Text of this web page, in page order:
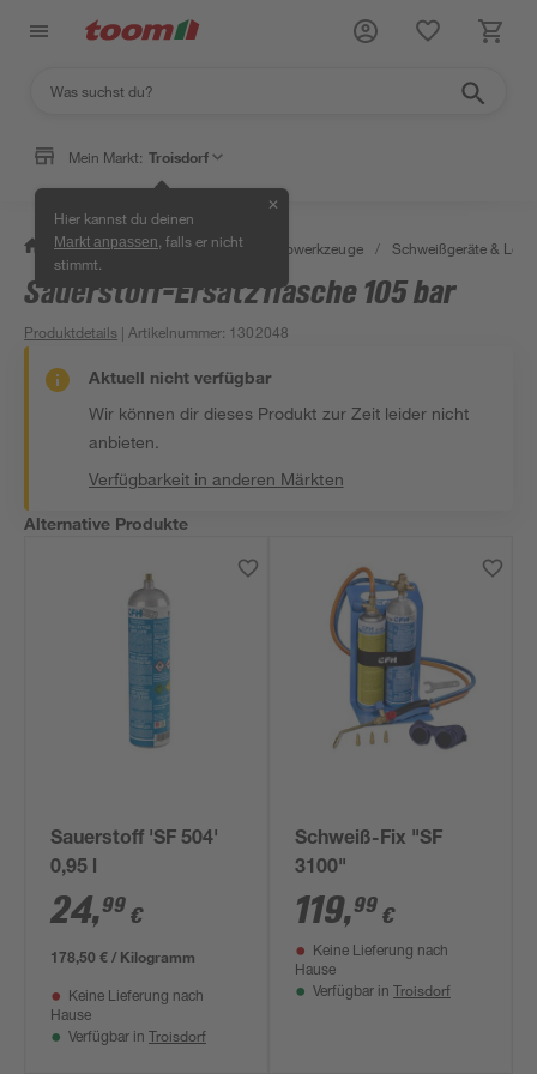
Mein Markt: Troisdorf
Hier kannst du deinen
Markt anpassen , falls er nicht
stimmt.
✕
/ Werkstatt & Maschinen / Elektrowerkzeuge / Schweißgeräte &
Sauerstoff-Ersatzflasche 105 bar
Produktdetails | Artikelnummer: 1302048
Aktuell nicht verfügbar
Wir können dir dieses Produkt zur Zeit leider nicht
anbieten.
Verfügbarkeit in anderen Märkten
Alternative Produkte
Sauerstoff 'SF 504'
0,95 l
24,99 €
178,50 € / Kilogramm
Keine Lieferung nach
Hause
Verfügbar in Troisdorf
Schweiß-Fix "SF
3100"
119,99 €
Keine Lieferung nach
Hause
Verfügbar in Troisdorf